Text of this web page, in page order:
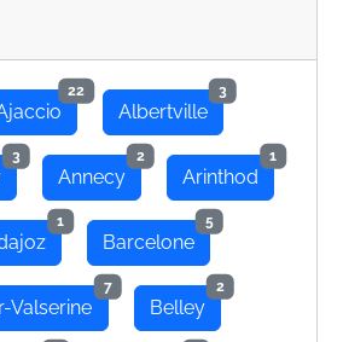
22
Albertville
3
3
Annecy
2
Arinthod
1
1
Barcelone
5
Valserine
7
Belley
2